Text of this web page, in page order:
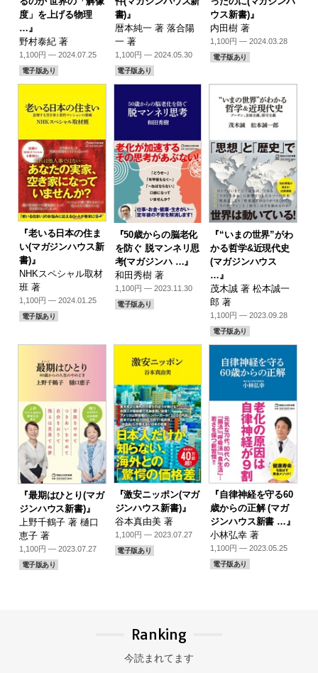
度」を上げる物理
…』
野村泰紀 著
1,100円 — 2024.07.25
電子版あり
書)』
暦本純一 著 落合陽
一 著
1,100円 — 2024.05.30
電子版あり
ウス新書)』
内田樹 著
1,100円 — 2024.03.28
電子版あり
『老いる日本の住ま
い(マガジンハウス新
書)』
NHKスペシャル取材
班 著
1,100円 — 2024.01.25
電子版あり
『50歳からの脳老化
を防ぐ 脱マンネリ思
考(マガジンハ …』
和田秀樹 著
1,100円 — 2023.11.30
電子版あり
『“いまの世界”がわ
かる哲学&近現代史
(マガジンハウス
…』
茂木誠 著 松本誠一
郎 著
1,100円 — 2023.09.28
電子版あり
『最期はひとり(マガ
ジンハウス新書)』
上野千鶴子 著 樋口
恵子 著
1,100円 — 2023.07.27
電子版あり
『激安ニッポン(マガ
ジンハウス新書)』
谷本真由美 著
1,100円 — 2023.07.27
電子版あり
『自律神経を守る60
歳からの正解 (マガ
ジンハウス新書 …』
小林弘幸 著
1,100円 — 2023.05.25
電子版あり
Ranking
今読まれてます